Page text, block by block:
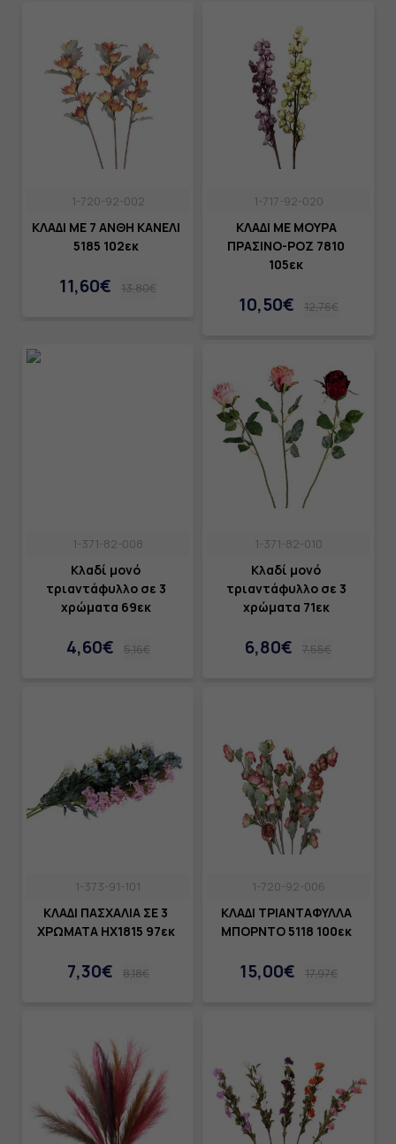
1-720-92-002
ΚΛΑΔΙ ΜΕ 7 ΑΝΘΗ ΚΑΝΕΛΙ
5185 102εκ
11,60€ 13,80€
1-717-92-020
ΚΛΑΔΙ ΜΕ ΜΟΥΡΑ
ΠΡΑΣΙΝΟ-ΡΟΖ 7810
105εκ
10,50€ 12,76€
1-371-82-008
Κλαδί μονό
τριαντάφυλλο σε 3
χρώματα 69εκ
4,60€ 5,16€
1-371-82-010
Κλαδί μονό
τριαντάφυλλο σε 3
χρώματα 71εκ
6,80€ 7,55€
1-373-91-101
ΚΛΑΔΙ ΠΑΣΧΑΛΙΑ ΣΕ 3
ΧΡΩΜΑΤΑ ΗΧ1815 97εκ
7,30€ 8,18€
1-720-92-006
ΚΛΑΔΙ ΤΡΙΑΝΤΑΦΥΛΛΑ
ΜΠΟΡΝΤΟ 5118 100εκ
15,00€ 17,97€